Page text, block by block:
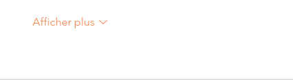
Afficher plus